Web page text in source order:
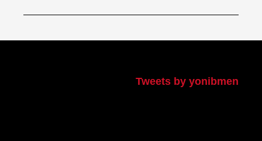
Tweets by yonibmen